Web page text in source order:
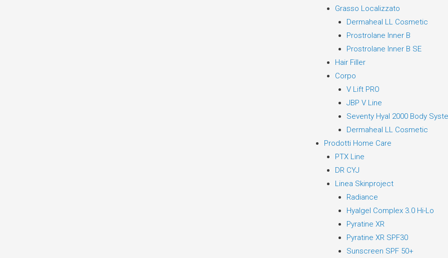
Grasso Localizzato
Dermaheal LL Cosmetic
Prostrolane Inner B
Prostrolane Inner B SE
Hair Filler
Corpo
V Lift PRO
JBP V Line
Seventy Hyal 2000 Body
Dermaheal LL Cosmetic
Prodotti Home Care
PTX Line
DR CYJ
Linea Skinproject
Radiance
Hyalgel Complex 3.0 Hi-Lo
Pyratine XR
Pyratine XR SPF30
Sunscreen SPF 50+